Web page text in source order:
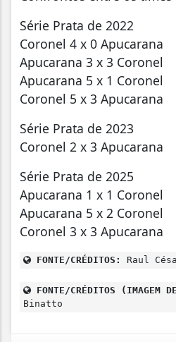
Série Prata de 2022
Coronel 4 x 0 Apucarana
Apucarana 3 x 3 Coronel
Apucarana 5 x 1 Coronel
Coronel 5 x 3 Apucarana
Série Prata de 2023
Coronel 2 x 3 Apucarana
Série Prata de 2025
Apucarana 1 x 1 Coronel
Apucarana 5 x 2 Coronel
Coronel 3 x 3 Apucarana
FONTE/CRÉDITOS: Raul
FONTE/CRÉDITOS (IMAGEM
Binatto